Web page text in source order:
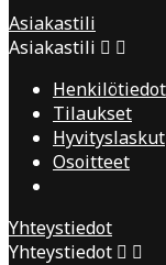
Asiakastili
Asiakastili  
Henkilötiedot
Tilaukset
Hyvityslaskut
Osoitteet
Yhteystiedot
Yhteystiedot  